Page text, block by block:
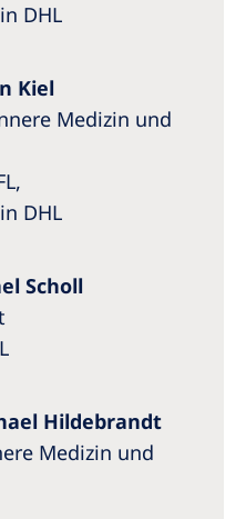
DHL
Kiel
Medizin und
DHL
Scholl
Hildebrandt
Medizin und